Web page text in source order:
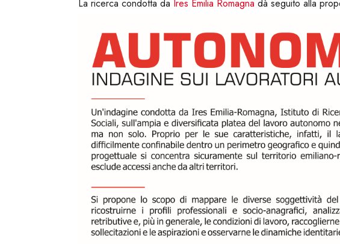
La ricerca condotta da Ires Emilia Romagna dà seguito alla